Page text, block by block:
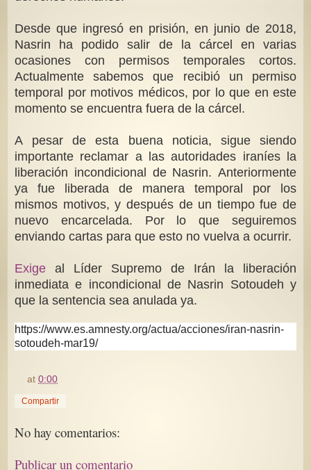
Desde que ingresó en prisión, en junio de 2018,
Nasrin ha podido salir de la cárcel en varias
ocasiones con permisos temporales cortos.
Actualmente sabemos que recibió un permiso
temporal por motivos médicos, por lo que en este
momento se encuentra fuera de la cárcel.
A pesar de esta buena noticia, sigue siendo
importante reclamar a las autoridades iraníes la
liberación incondicional de Nasrin. Anteriormente
ya fue liberada de manera temporal por los
mismos motivos, y después de un tiempo fue de
nuevo encarcelada. Por lo que seguiremos
enviando cartas para que esto no vuelva a ocurrir.
Exige al Líder Supremo de Irán la liberación
inmediata e incondicional de Nasrin Sotoudeh y
que la sentencia sea anulada ya.
https://www.es.amnesty.org/actua/acciones/iran-nasrin-
sotoudeh-mar19/
at0:00
Compartir
No hay comentarios:
Publicar un comentario